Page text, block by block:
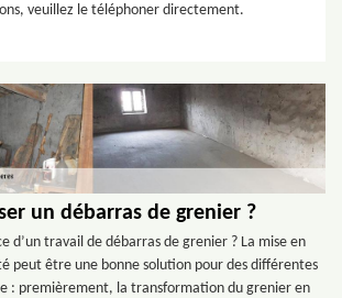
veuillez le téléphoner directement.
un débarras de grenier ?
d’un travail de débarras de grenier ? La mise en
peut être une bonne solution pour des différentes
: premièrement, la transformation du grenier en